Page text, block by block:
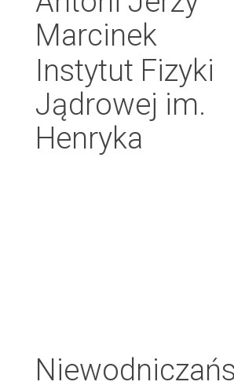
Marcinek
Instytut Fizyki
Jądrowej im.
Henryka